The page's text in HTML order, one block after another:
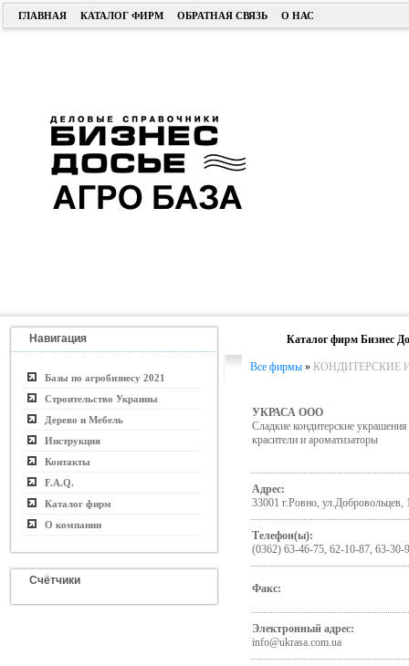
ГЛАВНАЯ КАТАЛОГ ФИРМ ОБРАТНАЯ СВЯЗЬ О НАС
Навигация
Базы по агробизнесу 2021
Строительство Украины
Дерево и Мебель
Инструкция
Контакты
F.A.Q.
Каталог фирм
О компании
Счётчики
Каталог фирм Бизнес
Все фирмы » КОНДИТЕРСКИЕ
УКРАСА ООО
Сладкие кондитерские
красители и ароматизаторы
Адрес:
33001 г.Ровно, ул.Добровольцев,
Телефон(ы):
(0362) 63-46-75, 62-10-87, 63-30-
Факс:
Электронный адрес:
info@ukrasa.com.ua